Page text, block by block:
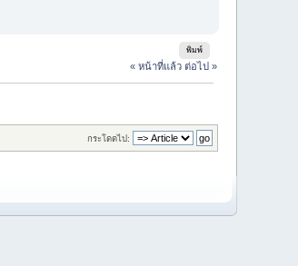
พิมพ์
« หน้าที่แล้ว ต่อไป »
กระโดดไป: